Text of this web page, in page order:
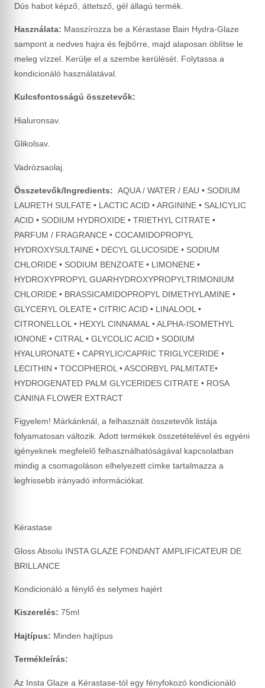
Dús habot képző, áttetsző, gél állagú termék.
Használata: Masszírozza be a Kérastase Bain Hydra-Glaze
sampont a nedves hajra és fejbőrre, majd alaposan öblítse le
meleg vízzel. Kerülje el a szembe kerülését. Folytassa a
kondicionáló használatával.
Kulcsfontosságú összetevők:
Hialuronsav.
Glikolsav.
Vadrózsaolaj.
Összetevők/Ingredients: AQUA / WATER / EAU • SODIUM
LAURETH SULFATE • LACTIC ACID • ARGININE • SALICYLIC
ACID • SODIUM HYDROXIDE • TRIETHYL CITRATE •
PARFUM / FRAGRANCE • COCAMIDOPROPYL
HYDROXYSULTAINE • DECYL GLUCOSIDE • SODIUM
CHLORIDE • SODIUM BENZOATE • LIMONENE •
HYDROXYPROPYL GUARHYDROXYPROPYLTRIMONIUM
CHLORIDE • BRASSICAMIDOPROPYL DIMETHYLAMINE •
GLYCERYL OLEATE • CITRIC ACID • LINALOOL •
CITRONELLOL • HEXYL CINNAMAL • ALPHA-ISOMETHYL
IONONE • CITRAL • GLYCOLIC ACID • SODIUM
HYALURONATE • CAPRYLIC/CAPRIC TRIGLYCERIDE •
LECITHIN • TOCOPHEROL • ASCORBYL PALMITATE•
HYDROGENATED PALM GLYCERIDES CITRATE • ROSA
CANINA FLOWER EXTRACT
Figyelem! Márkánknál, a felhasznált összetevők listája
folyamatosan változik. Adott termékek összetételével és egyéni
igényeknek megfelelő felhasználhatóságával kapcsolatban
mindig a csomagoláson elhelyezett címke tartalmazza a
legfrissebb irányadó információkat.
Kérastase
Gloss Absolu INSTA GLAZE FONDANT AMPLIFICATEUR DE
BRILLANCE
Kondicionáló a fénylő és selymes hajért
Kiszerelés: 75ml
Hajtípus: Minden hajtípus
Termékleírás:
Az Insta Glaze a Kérastase-tól egy fényfokozó kondicionáló